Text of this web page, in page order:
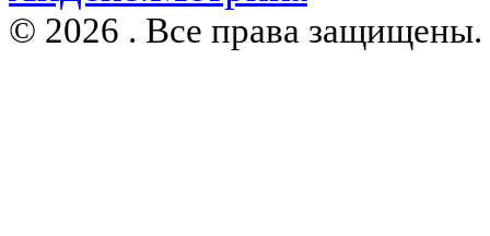
© 2026 . Все права